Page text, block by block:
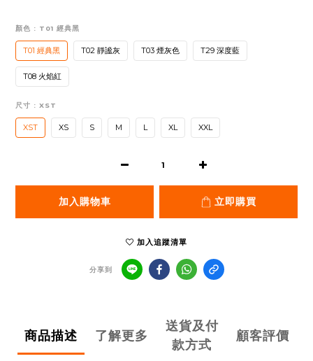
顏色 : T01 經典黑
T01 經典黑 T02 靜謐灰 T03 煙灰色 T29 深度藍
T08 火焰紅
尺寸 : XST
XST XS S M L XL XXL
加入購物車 立即購買
加入追蹤清單
分享到
商品描述 了解更多
送貨及付
款方式
顧客評價